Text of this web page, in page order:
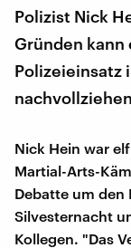
Polizist Nick
Gründen kann
Polizeieinsatz
Nick Hein war
Martial-Arts-
Debatte um den
Silvesternacht
Kollegen. "Das